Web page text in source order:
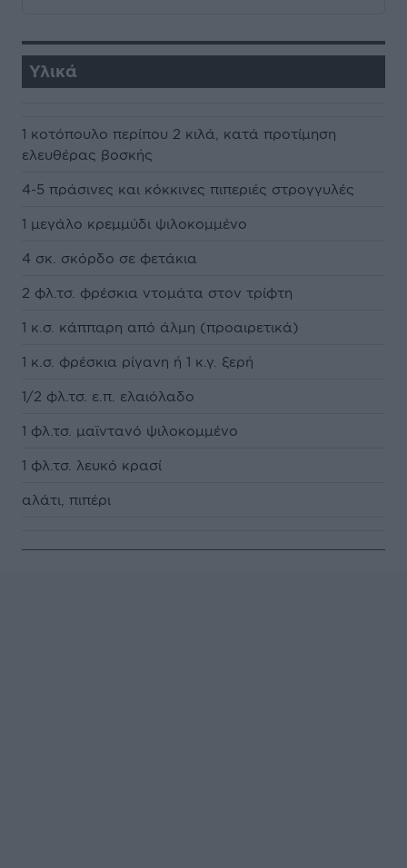
Υλικά
1 κοτόπουλο περίπου 2 κιλά, κατά προτίμηση
ελευθέρας βοσκής
4-5 πράσινες και κόκκινες πιπεριές στρογγυλές
1 μεγάλο κρεμμύδι ψιλοκομμένο
4 σκ. σκόρδο σε φετάκια
2 φλ.τσ. φρέσκια ντομάτα στον τρίφτη
1 κ.σ. κάππαρη από άλμη (προαιρετικά)
1 κ.σ. φρέσκια ρίγανη ή 1 κ.γ. ξερή
1/2 φλ.τσ. ε.π. ελαιόλαδο
1 φλ.τσ. μαϊντανό ψιλοκομμένο
1 φλ.τσ. λευκό κρασί
αλάτι, πιπέρι